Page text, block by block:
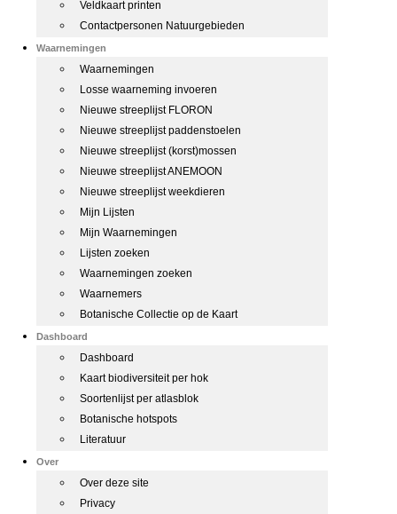
Veldkaart printen
Contactpersonen Natuurgebieden
Waarnemingen
Waarnemingen
Losse waarneming invoeren
Nieuwe streeplijst FLORON
Nieuwe streeplijst paddenstoelen
Nieuwe streeplijst (korst)mossen
Nieuwe streeplijst ANEMOON
Nieuwe streeplijst weekdieren
Mijn Lijsten
Mijn Waarnemingen
Lijsten zoeken
Waarnemingen zoeken
Waarnemers
Botanische Collectie op de Kaart
Dashboard
Dashboard
Kaart biodiversiteit per hok
Soortenlijst per atlasblok
Botanische hotspots
Literatuur
Over
Over deze site
Privacy